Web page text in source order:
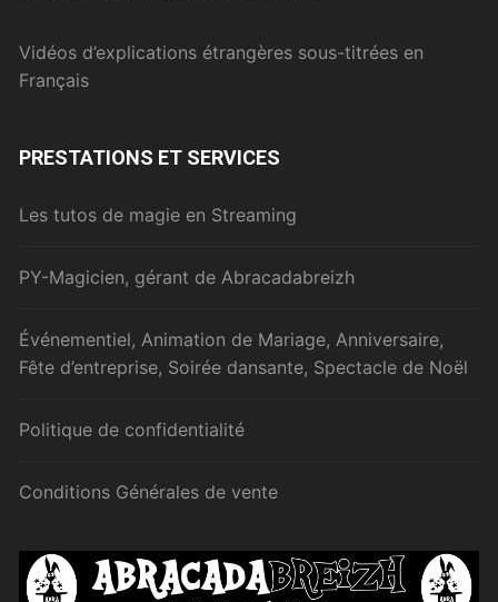
Vidéos d’explications étrangères sous-titrées en
Français
PRESTATIONS ET SERVICES
Les tutos de magie en Streaming
PY-Magicien, gérant de Abracadabreizh
Événementiel, Animation de Mariage, Anniversaire,
Fête d’entreprise, Soirée dansante, Spectacle de Noël
Politique de confidentialité
Conditions Générales de vente